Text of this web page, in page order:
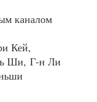
каналом
Кей,
Ши, Г-н Ли